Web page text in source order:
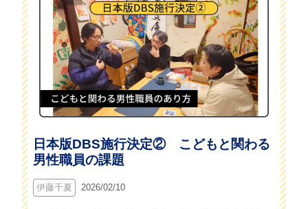
日本版DBS施行決定② こどもと関わる
男性職員の課題
伊藤千夏 2026/02/10